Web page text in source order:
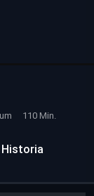
110 Min.
Historia